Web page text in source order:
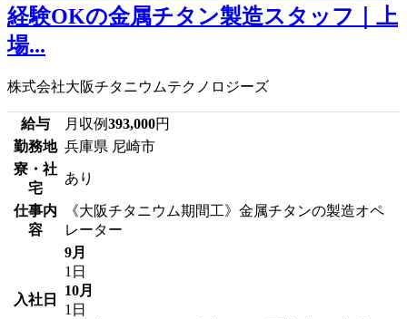
経験OKの金属チタン製造スタッフ｜上
場...
株式会社大阪チタニウムテクノロジーズ
給与 月収例393,000円
勤務地 兵庫県 尼崎市
寮・社
宅
あり
仕事内
容
《大阪チタニウム期間工》金属チタンの製造オペ
レーター
入社日
9月
1日
10月
1日